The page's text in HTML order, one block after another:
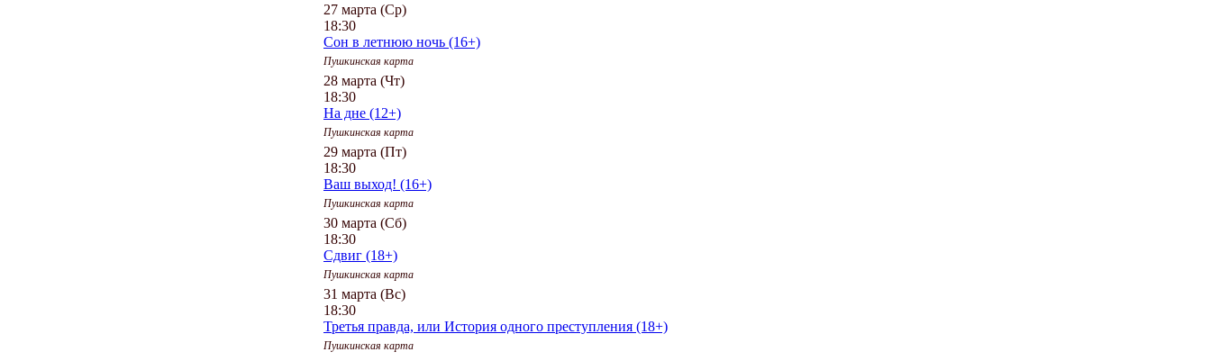
27 марта (Ср)
18:30
Сон в летнюю ночь (16+)
Пушкинская карта
28 марта (Чт)
18:30
На дне (12+)
Пушкинская карта
29 марта (Пт)
18:30
Ваш выход! (16+)
Пушкинская карта
30 марта (Сб)
18:30
Сдвиг (18+)
Пушкинская карта
31 марта (Вс)
18:30
Третья правда, или История одного преступления (18+)
Пушкинская карта